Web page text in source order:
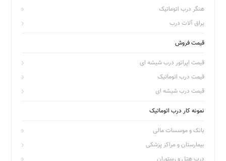
هنگر درب اتوماتیک
یراق آلات درب
قیمت فروش
قیمت اپراتور درب شیشه ای
قیمت درب اتوماتیک
قیمت درب شیشه ای
نمونه کار درب اتوماتیک
بانک و موسسات مالی
بیمارستان و مراکز پزشکی
درب هتل و رستوران